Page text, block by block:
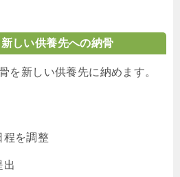
しい供養先への納骨
を新しい供養先に納めます。
程を調整
出